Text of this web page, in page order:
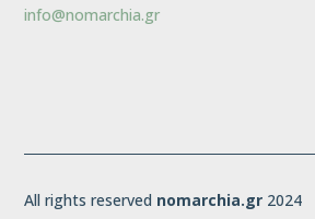
info@nomarchia.gr
All rights reserved nomarchia.gr 2024